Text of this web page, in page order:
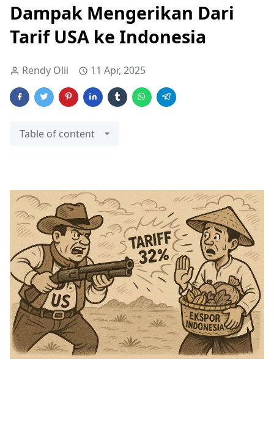
Dampak Mengerikan Dari
Tarif USA ke Indonesia
Rendy Olii 11 Apr, 2025
Table of content